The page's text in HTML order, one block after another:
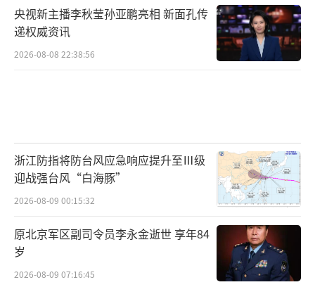
央视新主播李秋莹孙亚鹏亮相 新面孔传
递权威资讯
2026-08-08 22:38:56
浙江防指将防台风应急响应提升至Ⅲ级
迎战强台风“白海豚”
2026-08-09 00:15:32
原北京军区副司令员李永金逝世 享年84
岁
2026-08-09 07:16:45